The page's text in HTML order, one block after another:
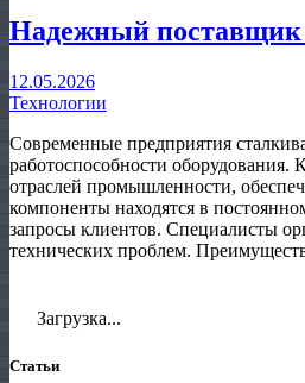
Надежный поставщик
12.05.2026
Технологии
Современные предприятия
работоспособности
отраслей промышленности,
компоненты находятся в
запросы клиентов. Специалисты
технических проблем.
Загрузка...
Статьи